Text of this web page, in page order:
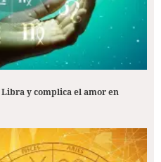
y complica el amor en